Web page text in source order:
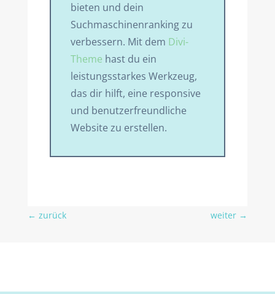
bieten und dein
Suchmaschinenranking zu
verbessern. Mit dem Divi-
Theme hast du ein
leistungsstarkes Werkzeug,
das dir hilft, eine responsive
und benutzerfreundliche
Website zu erstellen.
← zurück weiter →